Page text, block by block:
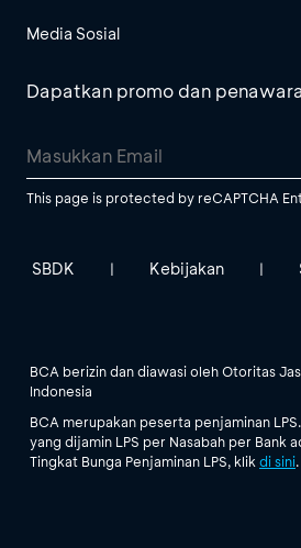
Media Sosial
Dapatkan promo dan
This page is protected by reCAPTCHA
SBDK | Kebijakan |
BCA berizin dan diawasi oleh Otoritas
Indonesia
BCA merupakan peserta penjaminan
yang dijamin LPS per Nasabah per Bank
Tingkat Bunga Penjaminan LPS, klik di sini.